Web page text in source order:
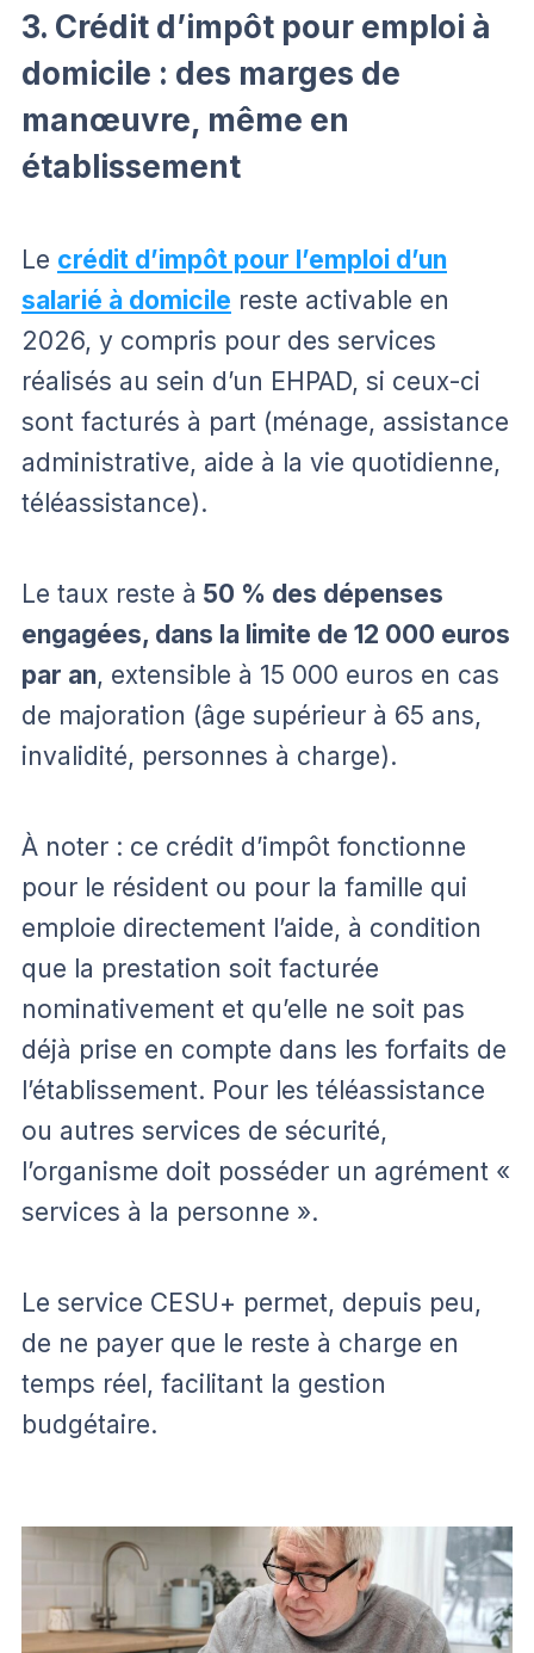
3. Crédit d’impôt pour emploi à
domicile : des marges de
manœuvre, même en
établissement
Le crédit d’impôt pour l’emploi d’un
salarié à domicile reste activable en
2026, y compris pour des services
réalisés au sein d’un EHPAD, si ceux-ci
sont facturés à part (ménage, assistance
administrative, aide à la vie quotidienne,
téléassistance).
Le taux reste à 50 % des dépenses
engagées, dans la limite de 12 000 euros
par an, extensible à 15 000 euros en cas
de majoration (âge supérieur à 65 ans,
invalidité, personnes à charge).
À noter : ce crédit d’impôt fonctionne
pour le résident ou pour la famille qui
emploie directement l’aide, à condition
que la prestation soit facturée
nominativement et qu’elle ne soit pas
déjà prise en compte dans les forfaits de
l’établissement. Pour les téléassistance
ou autres services de sécurité,
l’organisme doit posséder un agrément «
services à la personne ».
Le service CESU+ permet, depuis peu,
de ne payer que le reste à charge en
temps réel, facilitant la gestion
budgétaire.